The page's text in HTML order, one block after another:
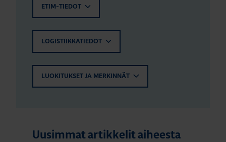
ETIM-TIEDOT
LOGISTIIKKATIEDOT
LUOKITUKSET JA MERKINNÄT
Uusimmat artikkelit aiheesta